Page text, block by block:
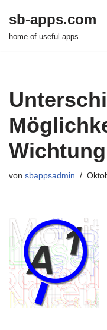
Zum
sb-apps.com
home of useful apps
von sbappsadmin